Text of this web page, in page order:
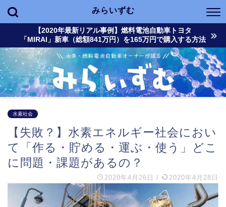
みらいずむ
【2020年最新リアル事例】燃料電池自動車トヨタ
「MIRAI」新車（総額841万円）を165万円で購入する方法
水素社会
【失敗？】水素エネルギー社会におい
て「作る・貯める・運ぶ・使う」どこ
に問題・課題があるの？
2020年4月26日 / 2020年4月28日